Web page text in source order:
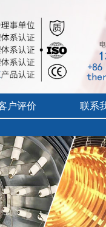
户评价
评价
户评价
联系